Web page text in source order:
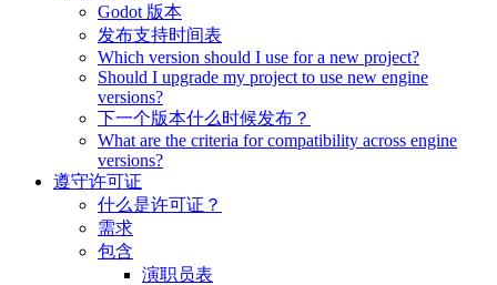
Godot 版本
发布支持时间表
Which version should I use for a new project?
Should I upgrade my project to use new engine
versions?
下一个版本什么时候发布？
What are the criteria for compatibility across engine
versions?
遵守许可证
什么是许可证？
需求
包含
演职员表